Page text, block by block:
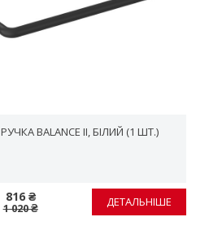
РУЧКА BALANCE II, БІЛИЙ (1 ШТ.)
816 ₴
1 020 ₴ ДЕТАЛЬНІШЕ